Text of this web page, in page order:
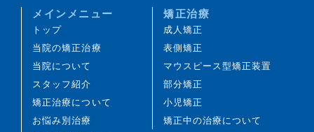
果や治療期間に影響が出ることがあります。
治療中は装置により歯みがきがしにくくなるため、
虫歯や歯周病のリスクが高まることがあります。丁
寧な歯みがきや定期的なメインテナンスが重要で
す。また、歯の移動に伴い、これまで見えにくかっ
た虫歯が見つかることがあります。
歯を動かすことにより、歯根が吸収して短くなるこ
メインメニュー
トップ
当院の矯正治療
当院について
スタッフ紹介
矯正治療について
お悩み別治療
矯正治療
成人矯正
表側矯正
マウスピース型矯正装置
部分矯正
小児矯正
矯正中の治療について